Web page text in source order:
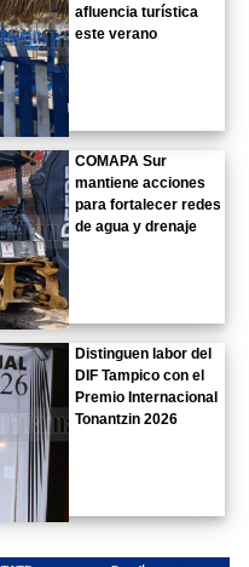
afluencia turística
este verano
COMAPA Sur
mantiene acciones
para fortalecer redes
de agua y drenaje
Distinguen labor del
DIF Tampico con el
Premio Internacional
Tonantzin 2026